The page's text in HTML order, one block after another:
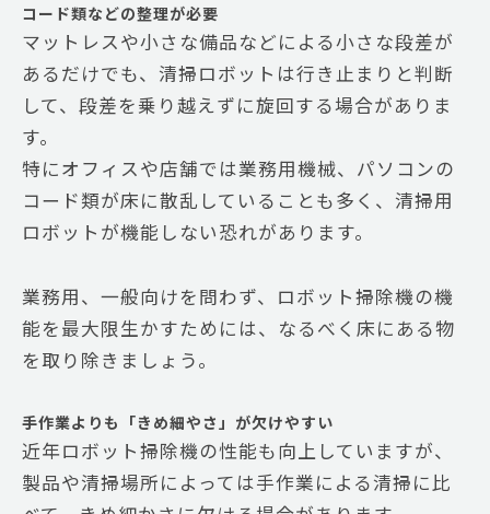
コード類などの整理が必要
マットレスや小さな備品などによる小さな段差が
あるだけでも、清掃ロボットは行き止まりと判断
して、段差を乗り越えずに旋回する場合がありま
す。
特にオフィスや店舗では業務用機械、パソコンの
コード類が床に散乱していることも多く、清掃用
ロボットが機能しない恐れがあります。
業務用、一般向けを問わず、ロボット掃除機の機
能を最大限生かすためには、なるべく床にある物
を取り除きましょう。
手作業よりも「きめ細やさ」が欠けやすい
近年ロボット掃除機の性能も向上していますが、
製品や清掃場所によっては手作業による清掃に比